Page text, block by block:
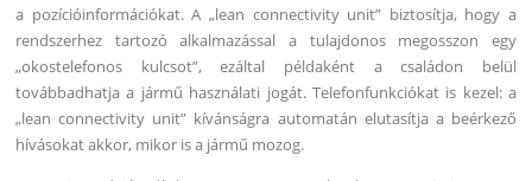
a pozícióinformációkat. A „lean connectivity unit” biztosítja, hogy a
rendszerhez tartozó alkalmazással a tulajdonos megosszon egy
„okostelefonos kulcsot”, ezáltal példaként a családon belül
továbbadhatja a jármű használati jogát. Telefonfunkciókat is kezel: a
„lean connectivity unit” kívánságra automatán elutasítja a beérkező
hívásokat akkor, mikor is a jármű mozog.